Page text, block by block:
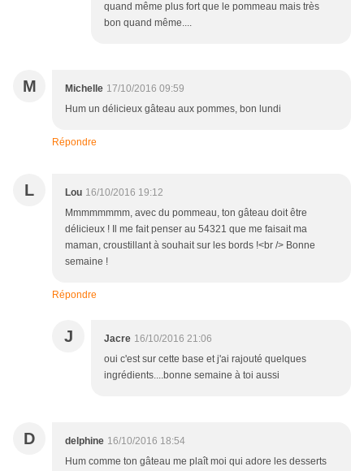
quand même plus fort que le pommeau mais très
bon quand même....
M Michelle 17/10/2016 09:59
Hum un délicieux gâteau aux pommes, bon lundi
Répondre
L Lou 16/10/2016 19:12
Mmmmmmmm, avec du pommeau, ton gâteau doit être
délicieux ! Il me fait penser au 54321 que me faisait ma
maman, croustillant à souhait sur les bords !<br /> Bonne
semaine !
Répondre
J Jacre 16/10/2016 21:06
oui c'est sur cette base et j'ai rajouté quelques
ingrédients....bonne semaine à toi aussi
D delphine 16/10/2016 18:54
Hum comme ton gâteau me plaît moi qui adore les desserts